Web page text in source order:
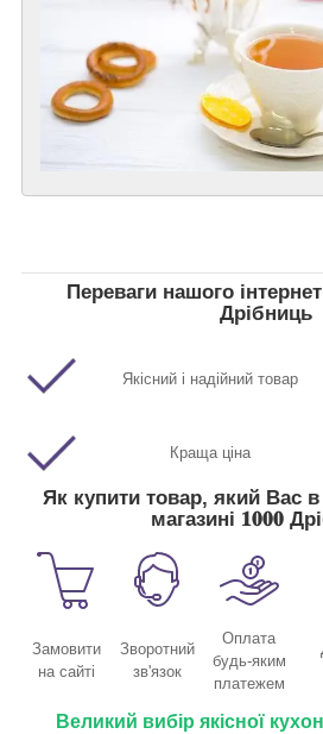
Переваги нашого
Дрібниць
Якісний і надійний товар
Краща ціна
Як купити товар, який Вас
магазині 𝟏𝟎𝟎𝟎
Замовити
на сайті
Зворотний
зв'язок
Оплата
будь-яким
платежем
Великий вибір якісної